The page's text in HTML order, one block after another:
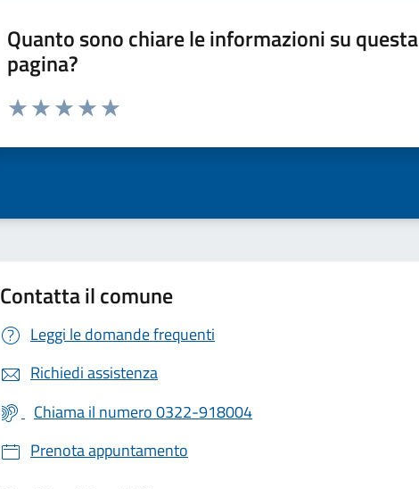
Quanto sono chiare le informazioni su questa
pagina?
Valuta da 1 a 5 stelle la pagina
Contatta il comune
Leggi le domande frequenti
Richiedi assistenza
Chiama il numero 0322-918004
Prenota appuntamento